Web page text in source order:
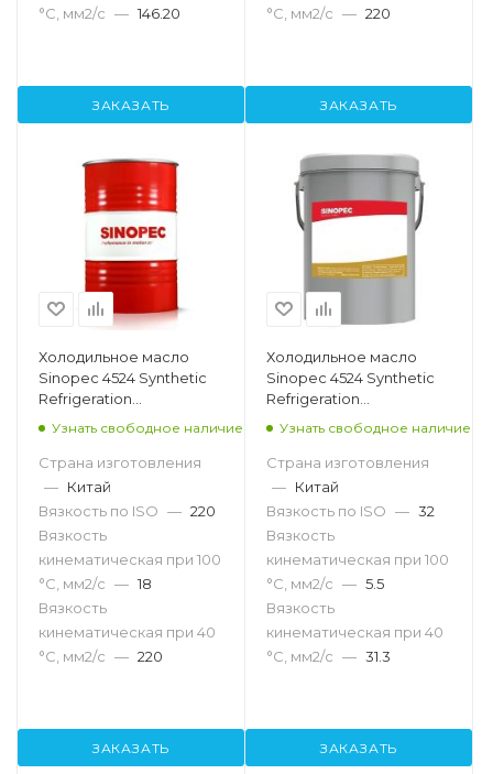
°С, мм2/с — 146.20
ЗАКАЗАТЬ
°С, мм2/с — 220
ЗАКАЗАТЬ
Холодильное масло
Sinopec 4524 Synthetic
Refrigeration
Compressor Oil 220, 200л
Узнать свободное наличие
Страна изготовления
— Китай
Вязкость по ISO — 220
Вязкость
кинематическая при 100
°С, мм2/с — 18
Вязкость
кинематическая при 40
°С, мм2/с — 220
ЗАКАЗАТЬ
Холодильное масло
Sinopec 4524 Synthetic
Refrigeration
Compressor Oil 32, 18л
Узнать свободное наличие
Страна изготовления
— Китай
Вязкость по ISO — 32
Вязкость
кинематическая при 100
°С, мм2/с — 5.5
Вязкость
кинематическая при 40
°С, мм2/с — 31.3
ЗАКАЗАТЬ